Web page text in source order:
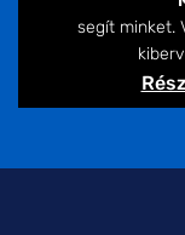
segít minket.